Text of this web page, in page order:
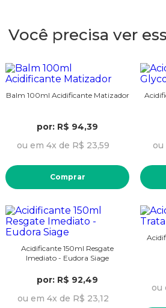
Você precisa ver
Balm 100ml Acidificante Matizador
por: R$ 94,39
ou em 4x de R$ 23,59
Comprar
ou
Acidificante 150ml Resgate
Imediato - Eudora Siage
por: R$ 92,49
ou em 4x de R$ 23,12
ou